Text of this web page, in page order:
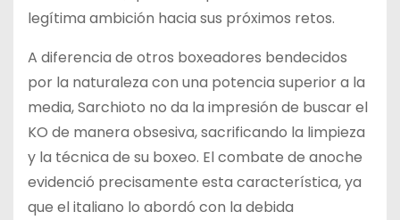
legítima ambición hacia sus próximos retos.
A diferencia de otros boxeadores bendecidos
por la naturaleza con una potencia superior a la
media, Sarchioto no da la impresión de buscar el
KO de manera obsesiva, sacrificando la limpieza
y la técnica de su boxeo. El combate de anoche
evidenció precisamente esta característica, ya
que el italiano lo abordó con la debida